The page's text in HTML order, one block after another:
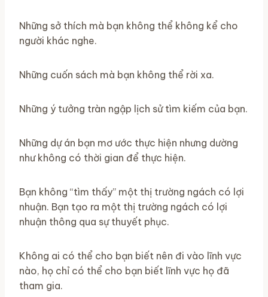
Những sở thích mà bạn không thể không kể cho
người khác nghe.
Những cuốn sách mà bạn không thể rời xa.
Những ý tưởng tràn ngập lịch sử tìm kiếm của bạn.
Những dự án bạn mơ ước thực hiện nhưng dường
như không có thời gian để thực hiện.
Bạn không “tìm thấy” một thị trường ngách có lợi
nhuận. Bạn tạo ra một thị trường ngách có lợi
nhuận thông qua sự thuyết phục.
Không ai có thể cho bạn biết nên đi vào lĩnh vực
nào, họ chỉ có thể cho bạn biết lĩnh vực họ đã
tham gia.